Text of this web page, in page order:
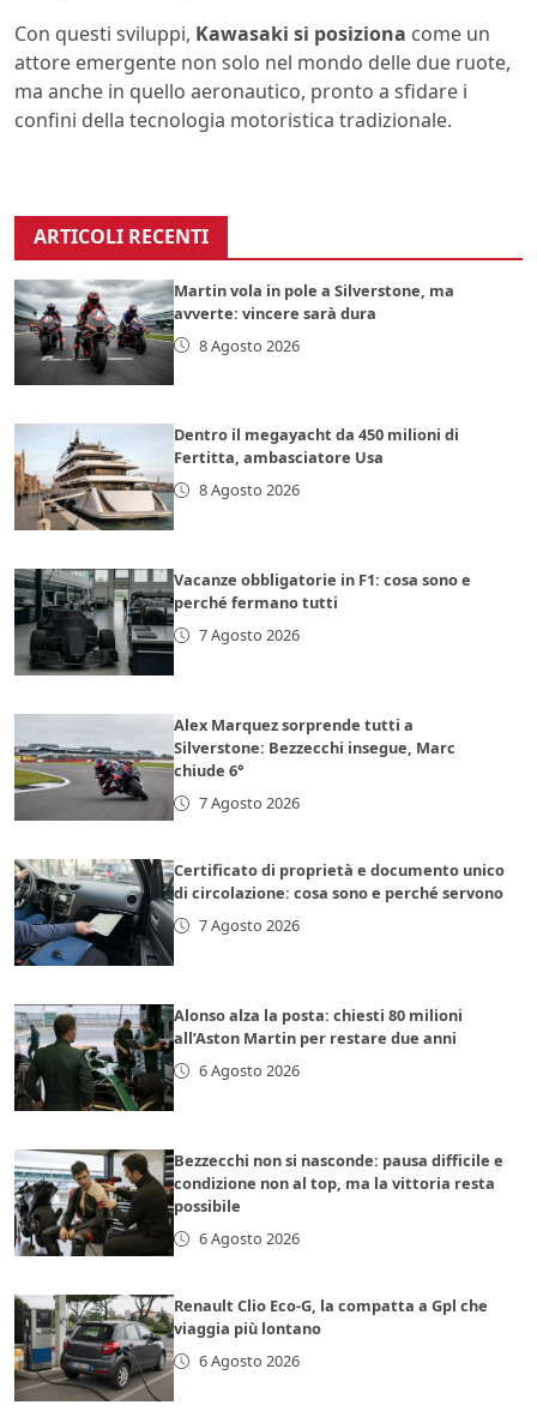
Con questi sviluppi, Kawasaki si posiziona come un
attore emergente non solo nel mondo delle due ruote,
ma anche in quello aeronautico, pronto a sfidare i
confini della tecnologia motoristica tradizionale.
ARTICOLI RECENTI
Martin vola in pole a Silverstone, ma
avverte: vincere sarà dura
8 Agosto 2026
Dentro il megayacht da 450 milioni di
Fertitta, ambasciatore Usa
8 Agosto 2026
Vacanze obbligatorie in F1: cosa sono e
perché fermano tutti
7 Agosto 2026
Alex Marquez sorprende tutti a
Silverstone: Bezzecchi insegue, Marc
chiude 6°
7 Agosto 2026
Certificato di proprietà e documento unico
di circolazione: cosa sono e perché servono
7 Agosto 2026
Alonso alza la posta: chiesti 80 milioni
all’Aston Martin per restare due anni
6 Agosto 2026
Bezzecchi non si nasconde: pausa difficile e
condizione non al top, ma la vittoria resta
possibile
6 Agosto 2026
Renault Clio Eco-G, la compatta a Gpl che
viaggia più lontano
6 Agosto 2026